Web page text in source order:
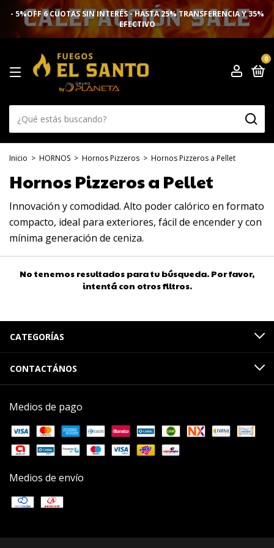
- 5%OFF 6 CUOTAS SIN INTERÉS - HASTA 25% TRANSFERENCIA Y 35%
EFECTIVO
0
Inicio > HORNOS > Hornos Pizzeros > Hornos Pizzeros a Pellet
Hornos Pizzeros a Pellet
Innovación y comodidad. Alto poder calórico en formato
compacto, ideal para exteriores, fácil de encender y con
mínima generación de ceniza.
No tenemos resultados para tu búsqueda. Por favor,
intentá con otros filtros.
CATEGORÍAS
CONTACTÁNOS
Medios de pago
Medios de envío